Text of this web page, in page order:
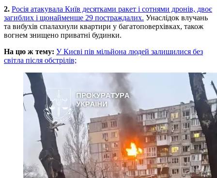
2. Росія атакувала Київ десятками ракет і сотнями дронів, двоє
загиблих і щонайменше 29 постраждалих. Унаслідок влучань
та вибухів спалахнули квартири у багатоповерхівках, також
вогнем знищено приватні будинки.
На цю ж тему: У Києві пів мільйона людей залишилися без
світла після обстрілів;